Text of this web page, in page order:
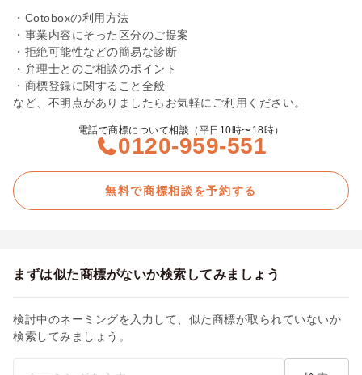
・Cotoboxの利用方法
・事業内容にそった区分のご提案
・拒絶可能性などの簡易な診断
・弁理士とのご相談のポイント
・商標登録に関すること全般
など、不明点がありましたらお気軽にご利用ください。
電話で商標について相談（平日10時〜18時）
0120-959-551
無料で商標相談を予約する
まずは似た商標がないか検索してみましょう
検討中のネーミングを入力して、似た商標が取られていないか
検索してみましょう。